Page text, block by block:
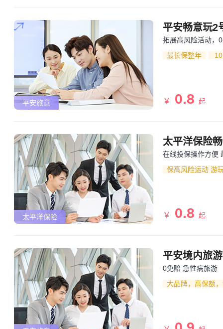
平安旅意
平安畅意玩2
拓展高风险活动，
最长保整年
￥ 0.8 起
太平洋保险
太平洋保险
在线投保操作方便
保高风险运动 游
￥ 0.8 起
平安境内旅
0免赔 急性病旅游
大品牌，高保额